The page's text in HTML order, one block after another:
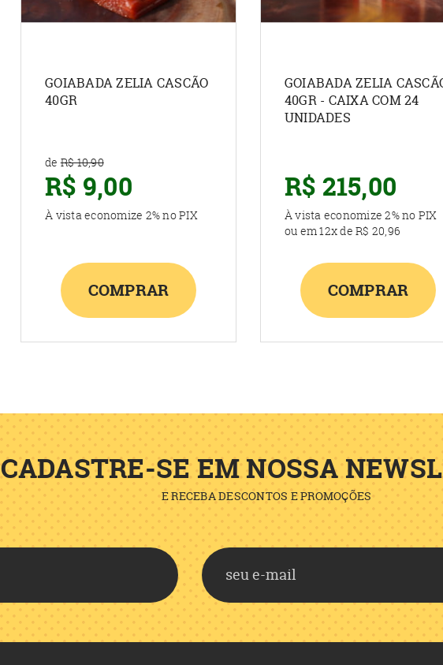
GOIABADA ZELIA CASCÃO
40GR
de R$ 10,90
R$ 9,00
À vista economize 2%no PIX
COMPRAR
GOIABADA ZELIA
40GR - CAIXA COM 24
UNIDADES
R$ 215,00
À vista economize2%no PIX
ou em12xdeR$ 20,96
COMPRAR
CADASTRE-SE EM NOSSA
E RECEBA DESCONTOS E PROMOÇÕES